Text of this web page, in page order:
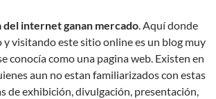
del internet ganan mercado. Aquí donde
y visitando este sitio online es un blog muy
conocía como una pagina web. Existen en
aun no estan familiarizados con estas
de exhibición, divulgación, presentación,